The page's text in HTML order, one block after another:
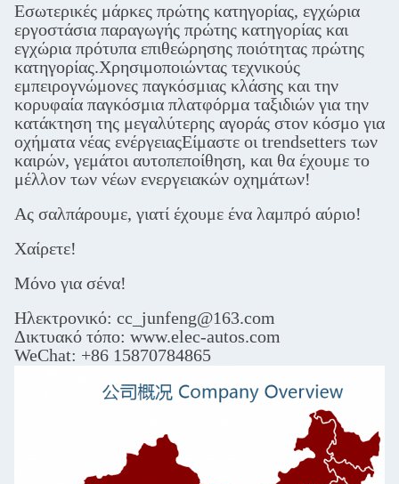
Εσωτερικές μάρκες πρώτης κατηγορίας, εγχώρια
εργοστάσια παραγωγής πρώτης κατηγορίας και
εγχώρια πρότυπα επιθεώρησης ποιότητας πρώτης
κατηγορίας.Χρησιμοποιώντας τεχνικούς
εμπειρογνώμονες παγκόσμιας κλάσης και την
κορυφαία παγκόσμια πλατφόρμα ταξιδιών για την
κατάκτηση της μεγαλύτερης αγοράς στον κόσμο για
οχήματα νέας ενέργειαςΕίμαστε οι trendsetters των
καιρών, γεμάτοι αυτοπεποίθηση, και θα έχουμε το
μέλλον των νέων ενεργειακών οχημάτων!
Ας σαλπάρουμε, γιατί έχουμε ένα λαμπρό αύριο!
Χαίρετε!
Μόνο για σένα!
Ηλεκτρονικό: cc_junfeng@163.com
Δικτυακό τόπο: www.elec-autos.com
WeChat: +86 15870784865